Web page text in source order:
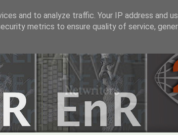
and to analyze traffic. Your IP address and
metrics to ensure quality of service,